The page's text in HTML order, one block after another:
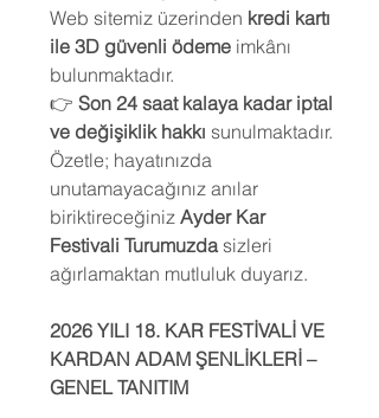
Web sitemiz üzerinden kredi kartı
ile 3D güvenli ödeme imkânı
bulunmaktadır.
👉 Son 24 saat kalaya kadar iptal
ve değişiklik hakkı sunulmaktadır.
Özetle; hayatınızda
unutamayacağınız anılar
biriktireceğiniz Ayder Kar
Festivali Turumuzdasizleri
ağırlamaktan mutluluk duyarız.
2026 YILI 18. KAR FESTİVALİ VE
KARDAN ADAM ŞENLİKLERİ –
GENEL TANITIM